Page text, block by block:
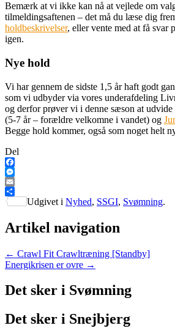
Bemærk at vi ikke kan nå at vejlede om
tilmeldingsaftenen – det må du læse dig
holdbeskrivelser, eller vente med at få svar
igen.
Nye hold
Vi har gennem de sidste 1,5 år haft godt
som vi udbyder via vores underafdeling
og derfor prøver vi i denne sæson at udvide
(5-7 år – forældre velkomne i vandet) og
Begge hold kommer, også som noget helt
Del
Facebook
Messenger
Email
Share
Udgivet i Nyhed, SSGI, Svømning.
Artikel navigation
← Crawl Fit Crawltræning [Standby]
Energikrisen er ovre →
Det sker i Svømning
Det sker i Snejbjerg